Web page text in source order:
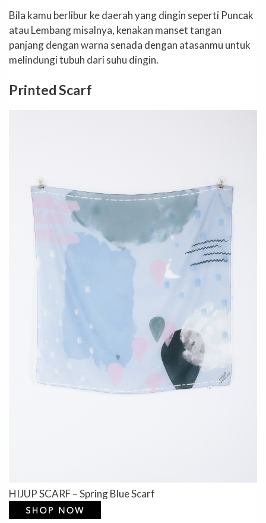
Bila kamu berlibur ke daerah yang dingin seperti Puncak
atau Lembang misalnya, kenakan manset tangan
panjang dengan warna senada dengan atasanmu untuk
melindungi tubuh dari suhu dingin.
Printed Scarf
HIJUP SCARF – Spring Blue Scarf